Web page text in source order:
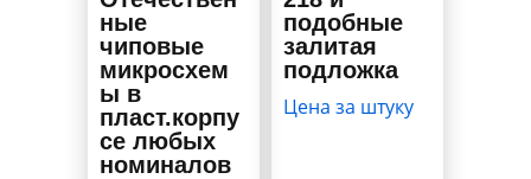
ные
чиповые
микросхем
ы в
пласт.корпу
се любых
номиналов
подобные
залитая
подложка
Цена за штуку